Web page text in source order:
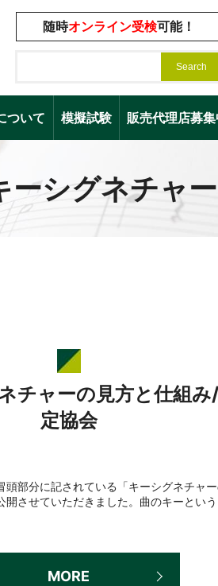
随時オンライン受検可能！
ついて 模擬試験 販売代理店募集
ーシグネチャ
チャーの見方と仕組
定協会
部分に記されている「キーシグネチャ
させていただきました。曲のキーとい
MORE